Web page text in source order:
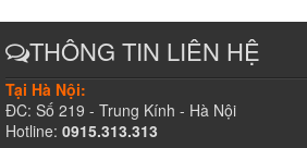
THÔNG TIN LIÊN HỆ
Tại Hà Nội:
ĐC: Số 219 - Trung Kính - Hà Nội
Hotline: 0915.313.313